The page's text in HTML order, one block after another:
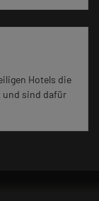
Hotels die
und sind dafür